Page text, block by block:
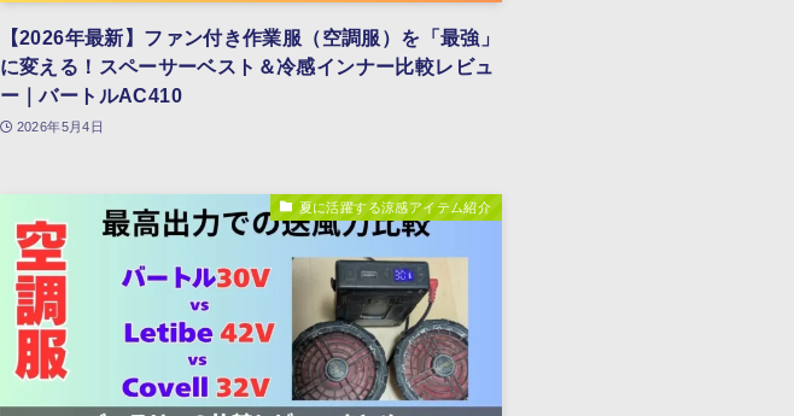
【2026年最新】ファン付き作業服（空調服）を「最強」
に変える！スペーサーベスト＆冷感インナー比較レビュ
ー｜バートルAC410
2026年5月4日
夏に活躍する涼感アイテム紹介